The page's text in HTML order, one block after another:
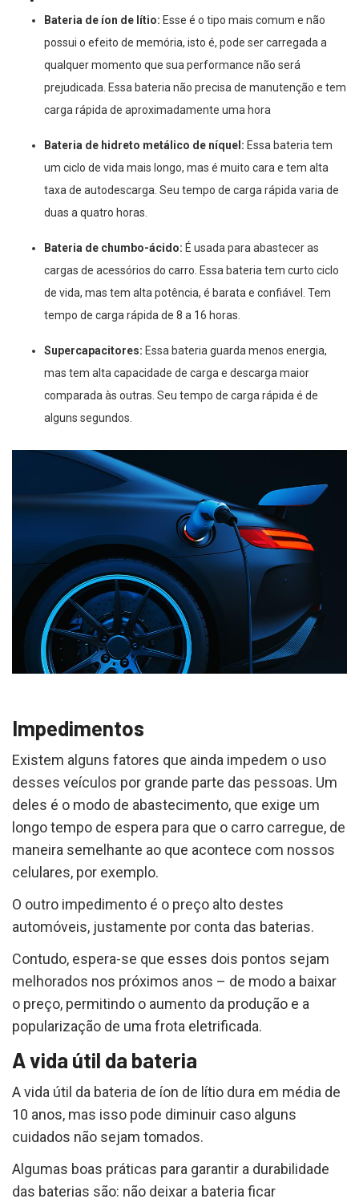
Bateria de íon de lítio: Esse é o tipo mais comum e não
possui o efeito de memória, isto é, pode ser carregada a
qualquer momento que sua performance não será
prejudicada. Essa bateria não precisa de manutenção e tem
carga rápida de aproximadamente uma hora
Bateria de hidreto metálico de níquel: Essa bateria tem
um ciclo de vida mais longo, mas é muito cara e tem alta
taxa de autodescarga. Seu tempo de carga rápida varia de
duas a quatro horas.
Bateria de chumbo-ácido: É usada para abastecer as
cargas de acessórios do carro. Essa bateria tem curto ciclo
de vida, mas tem alta potência, é barata e confiável. Tem
tempo de carga rápida de 8 a 16 horas.
Supercapacitores: Essa bateria guarda menos energia,
mas tem alta capacidade de carga e descarga maior
comparada às outras. Seu tempo de carga rápida é de
alguns segundos.
Impedimentos
Existem alguns fatores que ainda impedem o uso
desses veículos por grande parte das pessoas. Um
deles é o modo de abastecimento, que exige um
longo tempo de espera para que o carro carregue, de
maneira semelhante ao que acontece com nossos
celulares, por exemplo.
O outro impedimento é o preço alto destes
automóveis, justamente por conta das baterias.
Contudo, espera-se que esses dois pontos sejam
melhorados nos próximos anos – de modo a baixar
o preço, permitindo o aumento da produção e a
popularização de uma frota eletrificada.
A vida útil da bateria
A vida útil da bateria de íon de lítio dura em média de
10 anos, mas isso pode diminuir caso alguns
cuidados não sejam tomados.
Algumas boas práticas para garantir a durabilidade
das baterias são: não deixar a bateria ficar